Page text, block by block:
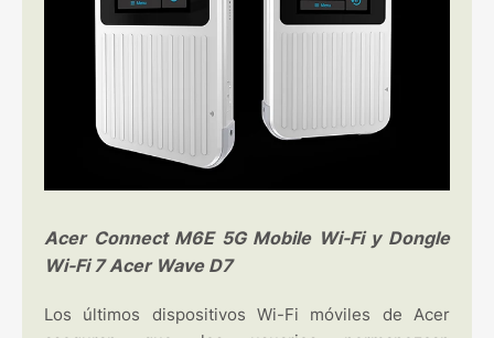
Acer Connect M6E 5G Mobile Wi-Fi y Dongle
Wi-Fi 7 Acer Wave D7
Los últimos dispositivos Wi-Fi móviles de Acer